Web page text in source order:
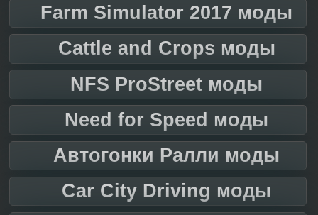
Farm Simulator 2017 моды
Cattle and Crops моды
NFS ProStreet моды
Need for Speed моды
Автогонки Ралли моды
Car City Driving моды